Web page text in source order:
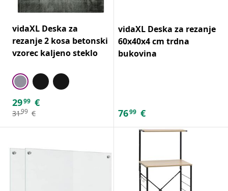
vidaXL Deska za
rezanje 2 kosa betonski
vzorec kaljeno steklo
2999 €
3199 €
vidaXL Deska za rezanje
60x40x4 cm trdna
bukovina
7699 €